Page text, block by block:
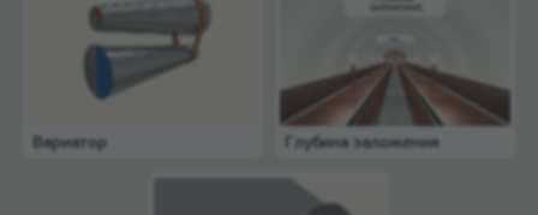
Вариатор Глубина заложения